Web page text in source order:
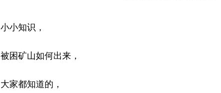
小小知识，
被困矿山如何出来，
大家都知道的，